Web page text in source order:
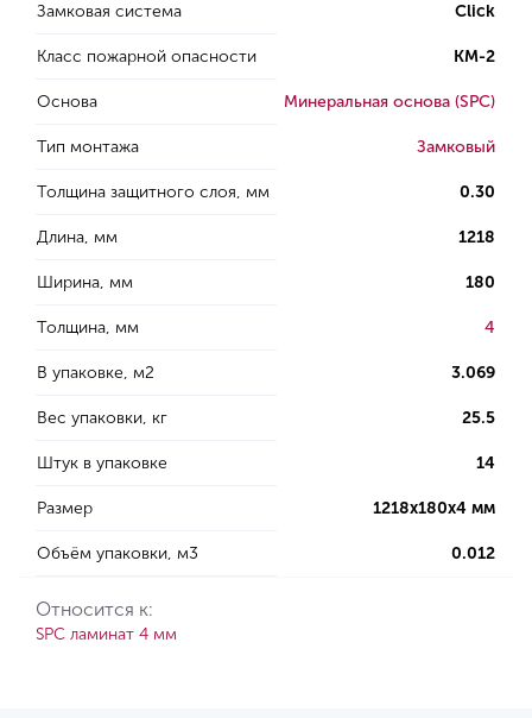
Замковая система Click
Класс пожарной опасности КМ-2
Основа Минеральная основа (SPC)
Тип монтажа Замковый
Толщина защитного слоя, мм 0.30
Длина, мм 1218
Ширина, мм 180
Толщина, мм 4
В упаковке, м2 3.069
Вес упаковки, кг 25.5
Штук в упаковке 14
Размер 1218х180х4 мм
Объём упаковки, м3 0.012
Относится к:
SPC ламинат 4 мм